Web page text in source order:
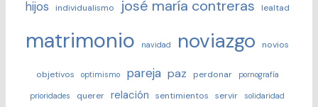
hijos individualismo josé maría contreras lealtad
matrimonio navidad noviazgo novios
objetivos optimismo pareja paz perdonar pornografía
prioridades querer relación sentimientos servir solidaridad